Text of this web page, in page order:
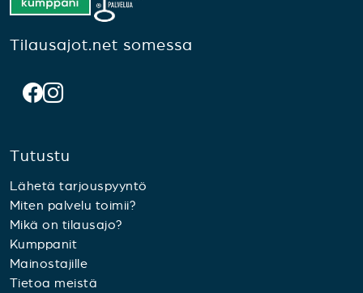
Tilausajot.net somessa
Tutustu
Lähetä tarjouspyyntö
Miten palvelu toimii?
Mikä on tilausajo?
Kumppanit
Mainostajille
Tietoa meistä